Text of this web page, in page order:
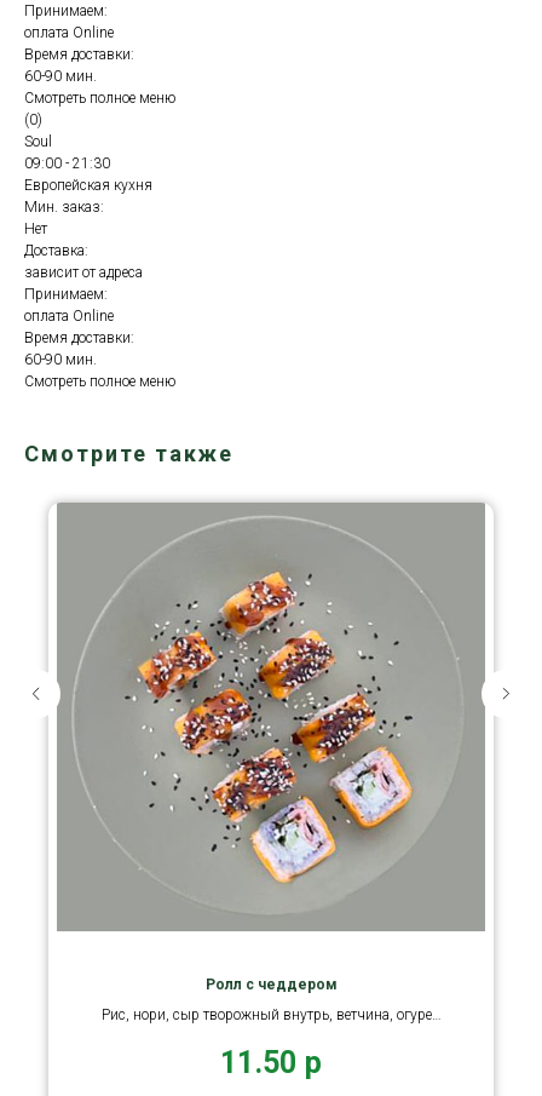
Принимаем:
оплата Online
Время доставки:
60-90 мин.
Смотреть полное меню
(0)
Soul
09:00 - 21:30
Европейская кухня
Мин. заказ:
Нет
Доставка:
зависит от адреса
Принимаем:
оплата Online
Время доставки:
60-90 мин.
Смотреть полное меню
Смотрите также
Ролл с чеддером
Рис, нори, сыр творожный внутрь, ветчина, огурец
11.50 р